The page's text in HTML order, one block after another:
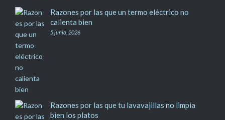
Razones por las que un termo eléctrico no
calienta bien
5 junio, 2026
Razones por las que tu lavavajillas no limpia
bien los platos